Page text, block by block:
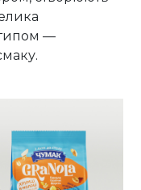
—